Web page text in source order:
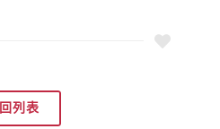
回列表